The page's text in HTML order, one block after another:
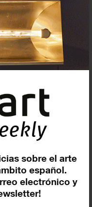
sobre el arte
español.
electrónico y
o evento